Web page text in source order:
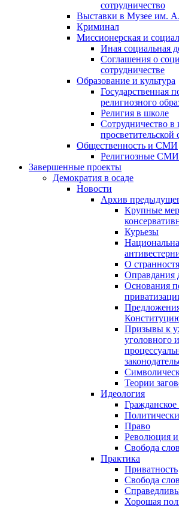
сотрудничество
Выставки в Музее им.
Криминал
Миссионерская и
Иная социальная
Соглашения о
сотрудничестве
Образование и культура
Государственная
религиозного
Религия в школе
Сотрудничество в
просветительской
Общественность и СМИ
Религиозные СМИ
Завершенные проекты
Демократия в осаде
Новости
Архив
Крупные
Курьезы
О
Основания
Призывы к
уголовного
Теории
Идеология
Право
Революция
Свобода
Практика
Приватность
Свобода
Хорошая